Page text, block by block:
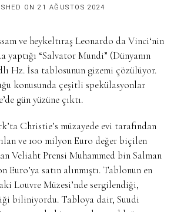
ON 21 AĞUSTOS 2024
ve heykeltıraş Leonardo da Vinci‘nin
yaptığı “Salvator Mundi” (Dünyanın
Hz. İsa tablosunun gizemi çözülüyor.
konusunda çeşitli spekülasyonlar
gün yüzüne çıktı.
Christie’s müzayede evi tarafından
ve 100 milyon Euro değer biçilen
Veliaht Prensi Muhammed bin Salman
Euro’ya satın alınmıştı. Tablonun en
Louvre Müzesi’nde sergilendiği,
biliniyordu. Tabloya dair, Suudi